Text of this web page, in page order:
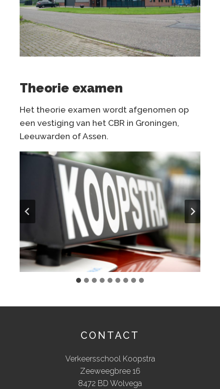
Theorie examen
Het theorie examen wordt afgenomen op
een vestiging van het CBR in Groningen,
Leeuwarden of Assen.
CONTACT
Verkeersschool Koopstra
Zeeweegbree 16
8472 BD Wolvega